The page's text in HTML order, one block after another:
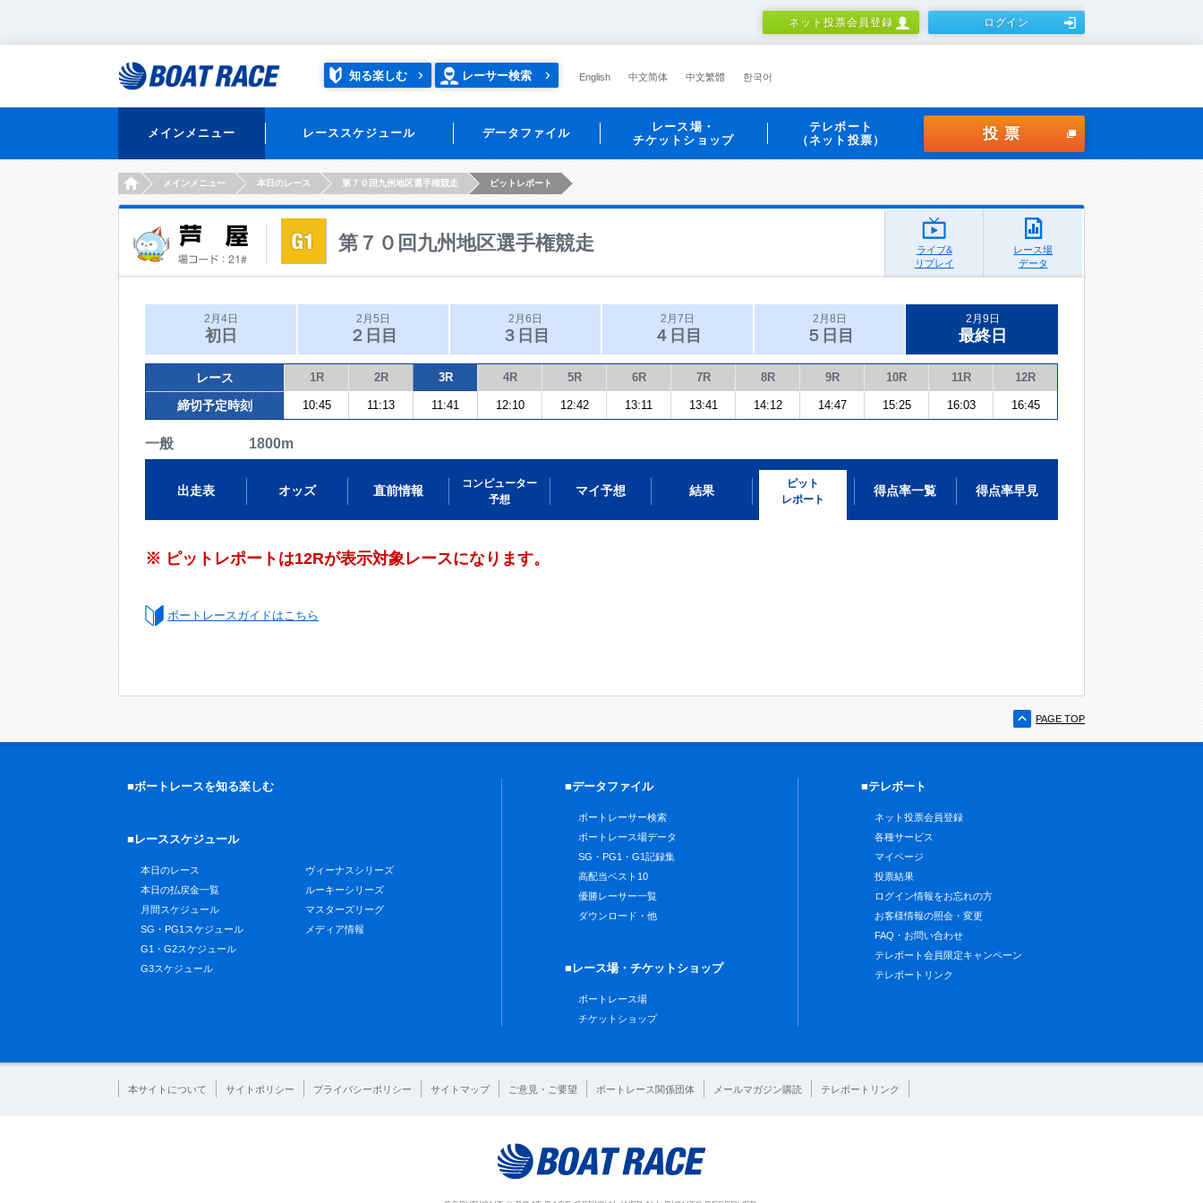
ネット投票会員登録 ログイン
知る楽しむ レーサー検索 English 中文简体 中文繁體 한국어
メインメニュー レーススケジュール データファイル
レース場・
チケットショップ
テレボート
（ネット投票）
投票
HOMEメインメニュー 本日のレース 第７０回九州地区選手権競走 ピットレポート
第７０回九州地区選手権競走
ライブ&
リプレイ
レース場
データ
2月4日
初日
2月5日
２日目
2月6日
３日目
2月7日
４日目
2月8日
５日目
2月9日
最終日
レース 1R 2R 3R 4R 5R 6R 7R 8R 9R 10R 11R 12R
締切予定時刻 10:45 11:13 11:41 12:10 12:42 13:11 13:41 14:12 14:47 15:25 16:03 16:45
一般 1800m
出走表 オッズ 直前情報
コンピューター
予想
マイ予想 結果
ピット
レポート
得点率一覧 得点率早見
※ ピットレポートは12Rが表示対象レースになります。
ボートレースガイドはこちら
PAGE TOP
■ボートレースを知る楽しむ
■レーススケジュール
本日のレース
本日の払戻金一覧
月間スケジュール
SG・PG1スケジュール
G1・G2スケジュール
G3スケジュール
ヴィーナスシリーズ
ルーキーシリーズ
マスターズリーグ
メディア情報
■データファイル
ボートレーサー検索
ボートレース場データ
SG・PG1・G1記録集
高配当ベスト10
優勝レーサー一覧
ダウンロード・他
■レース場・チケットショップ
ボートレース場
チケットショップ
■テレボート
ネット投票会員登録
各種サービス
マイページ
投票結果
ログイン情報をお忘れの方
お客様情報の照会・変更
FAQ・お問い合わせ
テレボート会員限定キャンペーン
テレボートリンク
本サイトについて サイトポリシー プライバシーポリシー サイトマップ ご意見・ご要望 ボートレース関係団体 メールマガジン購読 テレボートリンク